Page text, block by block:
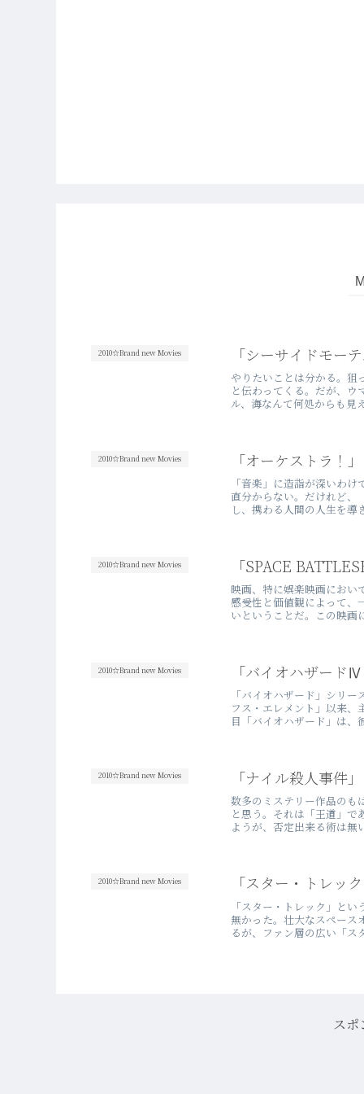
2010☆Brand new Movies 「シーサイドモーテ
やりたいことは分かる。狙
と伝わってくる。だが、
ル、海なんて何処からも
2010☆Brand new Movies 「オーケストラ！」
「音楽」に造詣が深いわ
直分からない。だけれど、
し、携わる人間の人生を
2010☆Brand new Movies 「SPACE
映画、特に娯楽映画におい
感受性と価値観によって、
いということだ。この映
2010☆Brand new Movies 「バイオハザード
「バイオハザード」シリ
フス・エレメント」以来、
目「バイオハザード」は
2010☆Brand new Movies 「ナイル殺人事件」
数多のミステリー作品のも
と思う。それは「王道」
ようが、否定出来る術は
2010☆Brand new Movies 「スター・トレッ
「スター・トレック」と
無かった。壮大なスペース
るが、ファン層の広い「
スポ